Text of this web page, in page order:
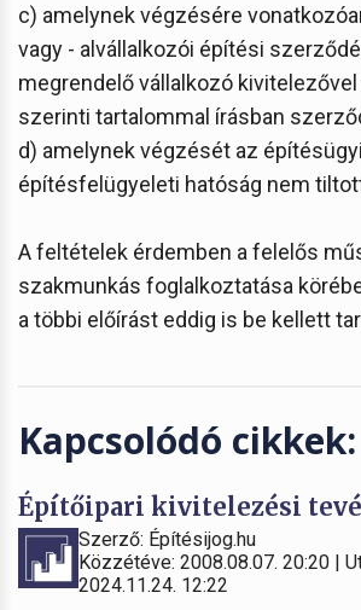
c) amelynek végzésére
vagy - alvállalkozói építési
megrendelő vállalkozó
szerinti tartalommal írásban
d) amelynek végzését az
építésfelügyeleti hatóság nem
A feltételek érdemben a felelős
szakmunkás foglalkoztatása
a többi előírást eddig is be kellett
Kapcsolódó cikkek:
Építőipari kivitelezési
Szerző: Építésijog.hu
Közzétéve: 2008.08.07. 20:20 |
2024.11.24. 12:22